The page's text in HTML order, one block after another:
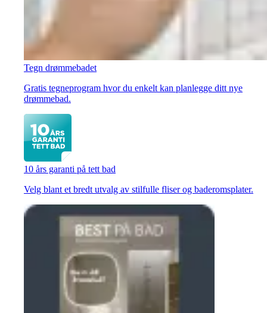
Tegn drømmebadet
Gratis tegneprogram hvor du enkelt kan planlegge ditt nye
drømmebad.
10 års garanti på tett bad
Velg blant et bredt utvalg av stilfulle fliser og baderomsplater.